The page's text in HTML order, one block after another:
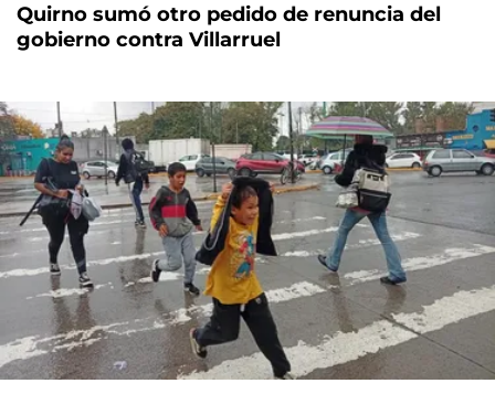
Quirno sumó otro pedido de renuncia del
gobierno contra Villarruel